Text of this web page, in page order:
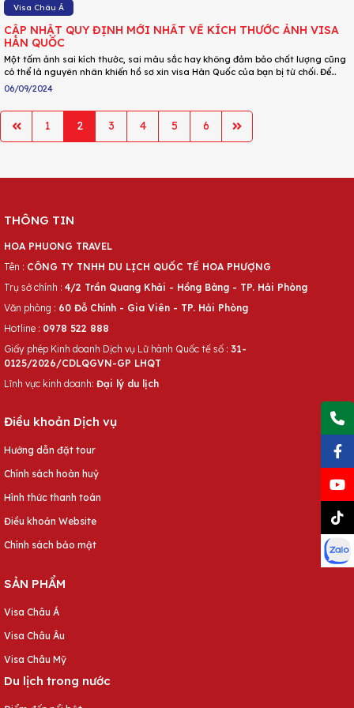
Visa Châu Á
CẬP NHẬT QUY ĐỊNH MỚI NHẤT VỀ KÍCH THƯỚC ẢNH VISA
HÀN QUỐC
Một tấm ảnh sai kích thước, sai màu sắc hay không đảm bảo chất lượng cũng
có thể là nguyên nhân khiến hồ sơ xin visa Hàn Quốc của bạn bị từ chối. Để
tránh xảy ra những trường hợp bị từ chối visa Hàn Quốc một cách đáng tiếc,
DU LỊCH HOA PHƯỢNG đã tổng hợp những quy định mới nhất về kích thước
ảnh visa Hàn Quốc và một số quy định khác liên quan. Tìm hiểu chi tiết qua
bài dưới đây ngay!
06/09/2024
1 2 3 4 5 6
THÔNG TIN
HOA PHUONG TRAVEL
Tên : CÔNG TY TNHH DU LỊCH QUỐC TẾ HOA PHƯỢNG
Trụ sở chính : 4/2 Trần Quang Khải - Hồng Bàng - TP. Hải Phòng
Văn phòng : 60 Đỗ Chính - Gia Viên - TP. Hải Phòng
Hotline : 0978 522 888
Giấy phép Kinh doanh Dịch vụ Lữ hành Quốc tế số : 31-
0125/2026/CDLQGVN-GP LHQT
Lĩnh vực kinh doanh: Đại lý du lịch
Điều khoản Dịch vụ
Hướng dẫn đặt tour
Chính sách hoàn huỷ
Hình thức thanh toán
Điều khoản Website
Chính sách bảo mật
SẢN PHẨM
Visa Châu Á
Visa Châu Âu
Visa Châu Mỹ
Du lịch trong nước